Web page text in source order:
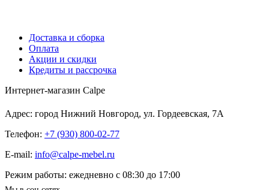
Доставка и сборка
Оплата
Акции и скидки
Кредиты и рассрочка
Интернет-магазин Calpe
Адрес: город Нижний Новгород, ул. Гордеевская, 7А
Телефон: +7 (930) 800-02-77
E-mail: info@calpe-mebel.ru
Режим работы: ежедневно с 08:30 до 17:00